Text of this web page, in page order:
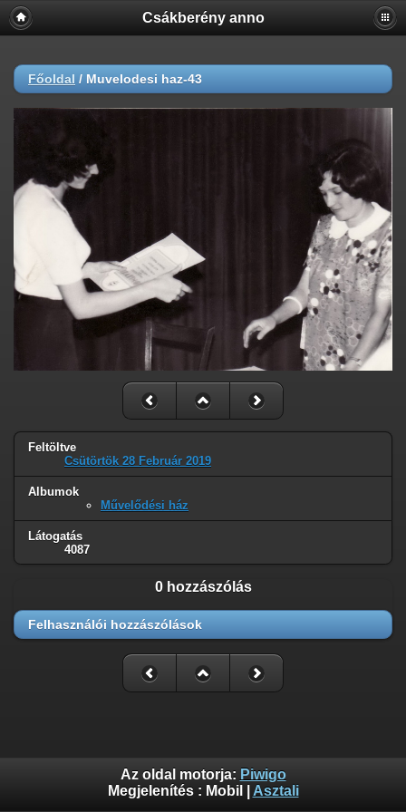
Csákberény anno
Főoldal / Muvelodesi haz-43
Feltöltve
Csütörtök 28 Február 2019
Albumok
Művelődési ház
Látogatás
4087
0 hozzászólás
Felhasználói hozzászólások
Az oldal motorja: Piwigo
Megjelenítés : Mobil Asztali